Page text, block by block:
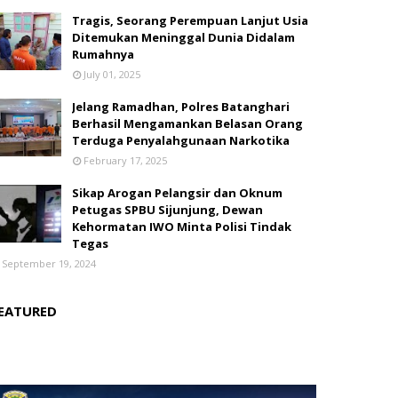
Tragis, Seorang Perempuan Lanjut Usia
Ditemukan Meninggal Dunia Didalam
Rumahnya
July 01, 2025
Jelang Ramadhan, Polres Batanghari
Berhasil Mengamankan Belasan Orang
Terduga Penyalahgunaan Narkotika
February 17, 2025
Sikap Arogan Pelangsir dan Oknum
Petugas SPBU Sijunjung, Dewan
Kehormatan IWO Minta Polisi Tindak
Tegas
September 19, 2024